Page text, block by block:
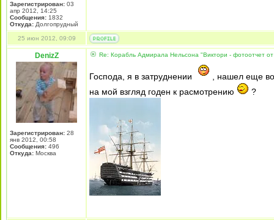
Зарегистрирован: 03
апр 2012, 14:25
Сообщения: 1832
Откуда: Долгопрудный
25 июн 2012, 09:09
DenizZ
Зарегистрирован: 28
янв 2012, 00:58
Сообщения: 496
Откуда: Москва
Re: Корабль Адмирала Нельсона "Виктори - фотоотчет от
Господа, я в затруднении
, нашел еще
на мой взгляд годен к расмотрению
?